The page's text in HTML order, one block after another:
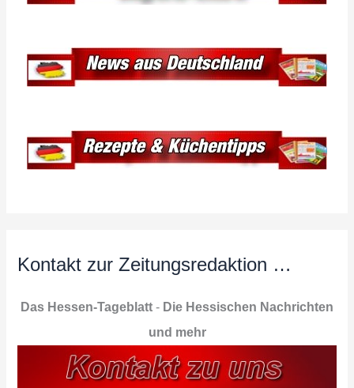
Kontakt zur Zeitungsredaktion …
Das Hessen-Tageblatt - Die Hessischen Nachrichten
und mehr